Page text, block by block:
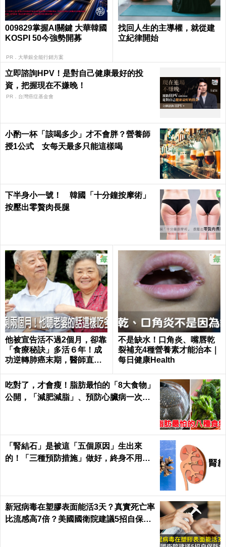
009829掌握AI關鍵 大華韓國
KOSPI 50今強勢開募
PR．大華銀全能行銷方案
找回人生的主導權，就從建
立紀律開始
立即諮詢HPV！是對自己健康最好的投
資，把握現在不嫌晚！
PR．台灣癌症基金會
小酌一杯「該喝多少」才不會胖？營養師
授1公式 女每天最多只能這樣喝
下半身小一號！ 韓國「十分鐘按摩術」
按壓出零贅肉長腿
他被宣告活不過2個月，卻靠
「食療秘訣」多活６年！成
功逆轉肺癌末期，醫師直
alth
不是缺水！口角炎、嘴唇乾
裂補充4種營養素才能治本｜
每日健康Health
吃對了，才會瘦！脂肪最怕的「8大食物」
公開，「減肥減脂」、預防心臟病一次滿
「腎結石」是被這「五個原因」生出來
的！「三種預防措施」做好，終身不用
新冠病毒在塑膠表面能活3天？真實死亡率
比流感高7倍？美國國衛院建議5招自保防